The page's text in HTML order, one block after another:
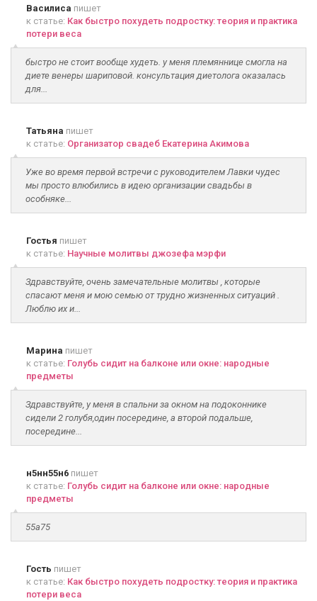
Василиса пишет
к статье: Как быстро похудеть подростку: теория и практика
потери веса
быстро не стоит вообще худеть. у меня племяннице смогла на
диете венеры шариповой. консультация диетолога оказалась
для...
Татьяна пишет
к статье: Организатор свадеб Екатерина Акимова
Уже во время первой встречи с руководителем Лавки чудес
мы просто влюбились в идею организации свадьбы в
особняке...
Гостья пишет
к статье: Научные молитвы джозефа мэрфи
Здравствуйте, очень замечательные молитвы , которые
спасают меня и мою семью от трудно жизненных ситуаций .
Люблю их и...
Марина пишет
к статье: Голубь сидит на балконе или окне: народные
предметы
Здравствуйте, у меня в спальни за окном на подоконнике
сидели 2 голубя,один посередине, а второй подальше,
посередине...
н5нн55н6 пишет
к статье: Голубь сидит на балконе или окне: народные
предметы
55а75
Гость пишет
к статье: Как быстро похудеть подростку: теория и практика
потери веса